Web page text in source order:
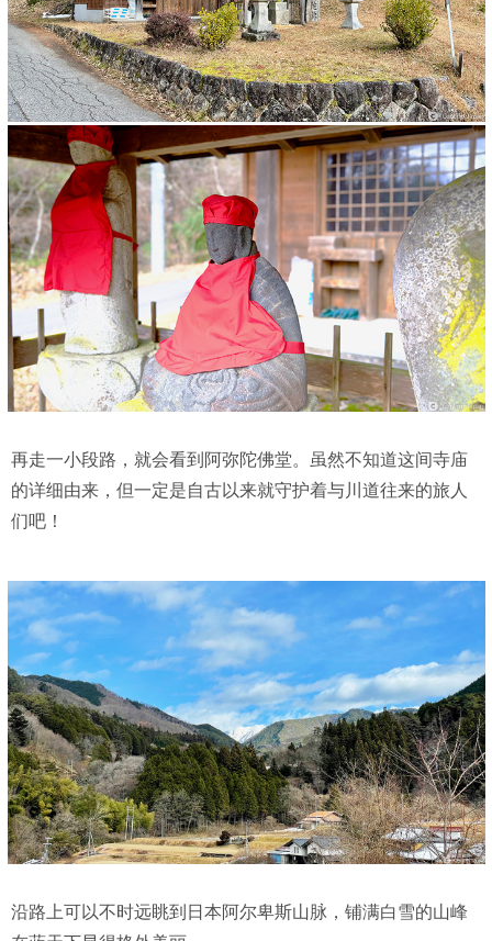
再走一小段路，就会看到阿弥陀佛堂。虽然不知道这间寺庙
的详细由来，但一定是自古以来就守护着与川道往来的旅人
们吧！
沿路上可以不时远眺到日本阿尔卑斯山脉，铺满白雪的山峰